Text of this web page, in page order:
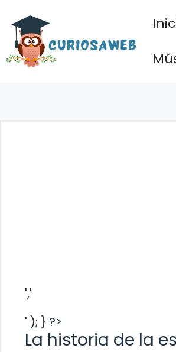
contenido
','
' ); } ?>
La historia de la